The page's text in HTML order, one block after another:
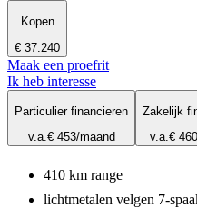
Kopen
€ 37.240
Maak een proefrit
Ik heb interesse
Particulier financieren
v.a.€ 453/maand
Zakelijk
v.a.€ 460
410 km range
lichtmetalen velgen 7-